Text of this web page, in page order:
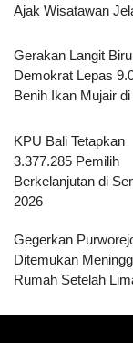
Ajak Wisatawan
Gerakan Langit
Demokrat Lepas
Benih Ikan Mujair
KPU Bali Tetapkan
3.377.285 Pemilih
Berkelanjutan di
2026
Gegerkan
Ditemukan
Rumah Setelah